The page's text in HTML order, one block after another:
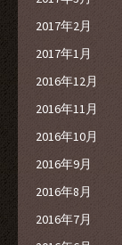
2017年2月
2017年1月
2016年12月
2016年11月
2016年10月
2016年9月
2016年8月
2016年7月